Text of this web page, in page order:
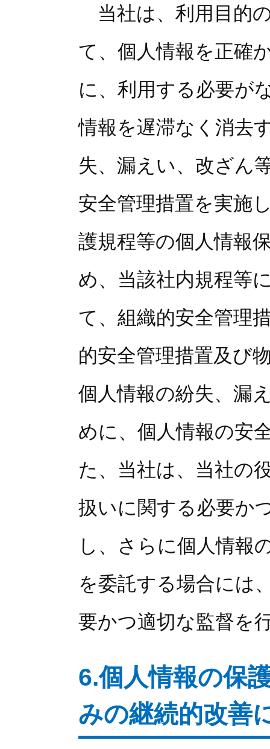
当社は、利用目的
て、個人情報を正確
に、利用する必要が
情報を遅滞なく消去
失、漏えい、改ざん
安全管理措置を実施
護規程等の個人情報
め、当該社内規程等
て、組織的安全管理
的安全管理措置及び
個人情報の紛失、漏
めに、個人情報の安
た、当社は、当社の
扱いに関する必要か
し、さらに個人情報
を委託する場合には
要かつ適切な監督を
6.個人情報の保
みの継続的改善